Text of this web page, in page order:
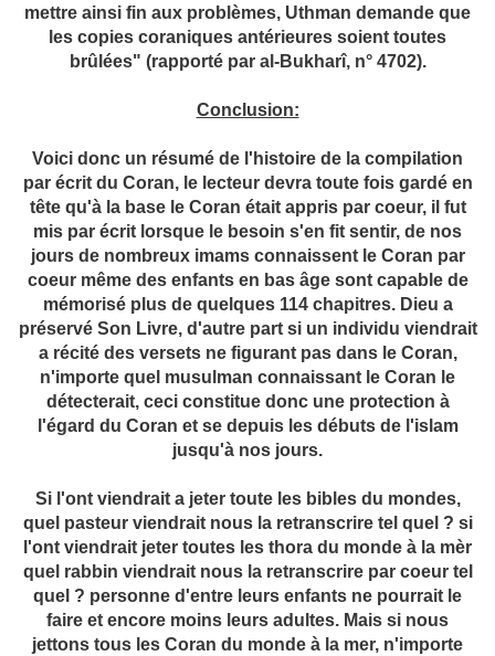
mettre ainsi fin aux problèmes, Uthman demande que
les copies coraniques antérieures soient toutes
brûlées" (rapporté par al-Bukharî, n° 4702).
Conclusion:
Voici donc un résumé de l'histoire de la compilation
par écrit du Coran, le lecteur devra toute fois gardé en
tête qu'à la base le Coran était appris par coeur, il fut
mis par écrit lorsque le besoin s'en fit sentir, de nos
jours de nombreux imams connaissent le Coran par
coeur même des enfants en bas âge sont capable de
mémorisé plus de quelques 114 chapitres. Dieu a
préservé Son Livre, d'autre part si un individu viendrait
a récité des versets ne figurant pas dans le Coran,
n'importe quel musulman connaissant le Coran le
détecterait, ceci constitue donc une protection à
l'égard du Coran et se depuis les débuts de l'islam
jusqu'à nos jours.
Si l'ont viendrait a jeter toute les bibles du mondes,
quel pasteur viendrait nous la retranscrire tel quel ? si
l'ont viendrait jeter toutes les thora du monde à la mèr
quel rabbin viendrait nous la retranscrire par coeur tel
quel ? personne d'entre leurs enfants ne pourrait le
faire et encore moins leurs adultes. Mais si nous
jettons tous les Coran du monde à la mer, n'importe